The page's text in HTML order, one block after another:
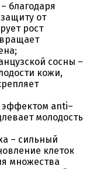
благодаря
от
рост
сосны –
кожи,
эффектом anti–
молодость
– сильный
клеток
множества